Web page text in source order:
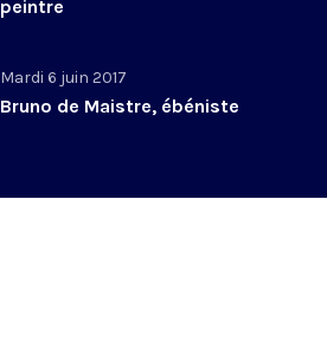
peintre
Mardi 6 juin 2017
Bruno de Maistre, ébéniste